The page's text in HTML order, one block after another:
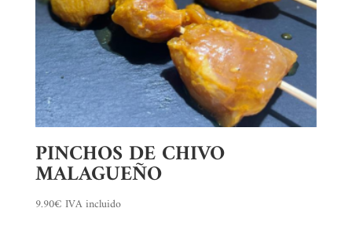
PINCHOS DE CHIVO
MALAGUEÑO
9.90€ IVA incluido